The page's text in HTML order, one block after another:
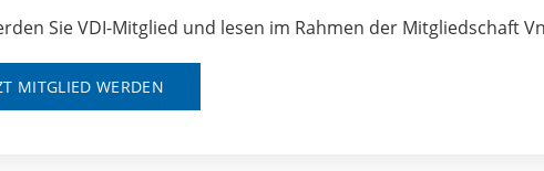
Sie VDI-Mitglied und lesen im Rahmen der Mitgliedschaft
MITGLIED WERDEN